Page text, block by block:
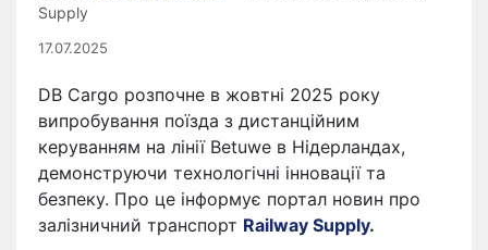
Supply
17.07.2025
DB Cargo розпочне в жовтні 2025 року
випробування поїзда з дистанційним
керуванням на лінії Betuwe в Нідерландах,
демонструючи технологічні інновації та
безпеку. Про це інформує портал новин про
залізничний транспорт Railway Supply.